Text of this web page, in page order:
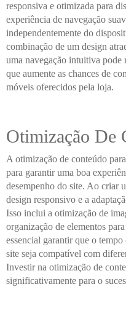
responsiva e otimizada para
experiência de navegação
independentemente do
combinação de um design
uma navegação intuitiva pode
que aumente as chances de
móveis oferecidos pela loja.
Otimização De
A otimização de conteúdo
para garantir uma boa
desempenho do site. Ao criar
design responsivo e a
Isso inclui a otimização de
organização de elementos
essencial garantir que o
site seja compatível com
Investir na otimização de
significativamente para o